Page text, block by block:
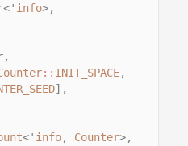
<' info>,
:: INIT_SPACE,
],
<' info, Counter>,